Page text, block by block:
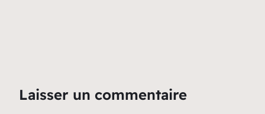
Laisser un commentaire